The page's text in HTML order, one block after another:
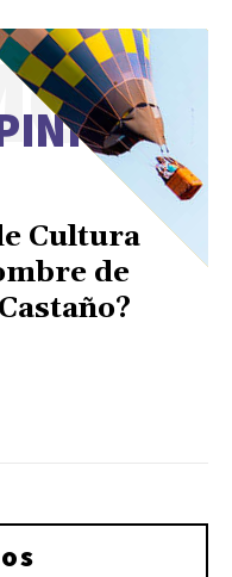
Cultura
de